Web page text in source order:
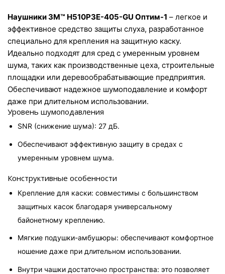
Наушники 3M™ H510P3E-405-GU Оптим-1 – легкое и
эффективное средство защиты слуха, разработанное
специально для крепления на защитную каску.
Идеально подходят для сред с умеренным уровнем
шума, таких как производственные цеха, строительные
площадки или деревообрабатывающие предприятия.
Обеспечивают надежное шумоподавление и комфорт
даже при длительном использовании.
Уровень шумоподавления
SNR (снижение шума): 27 дБ.
Обеспечивают эффективную защиту в средах с
умеренным уровнем шума.
Конструктивные особенности
Крепление для каски: совместимы с большинством
защитных касок благодаря универсальному
байонетному креплению.
Мягкие подушки-амбушюры: обеспечивают комфортное
ношение даже при длительном использовании.
Внутри чашки достаточно пространства: это позволяет